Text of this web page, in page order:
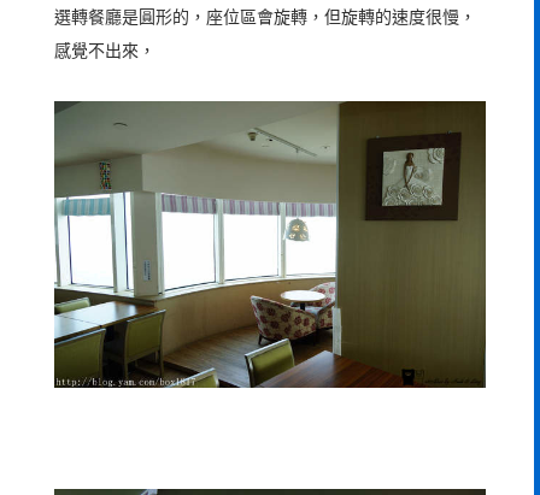
選轉餐廳是圓形的，座位區會旋轉，但旋轉的速度很慢，
感覺不出來，